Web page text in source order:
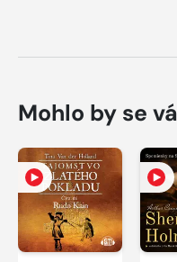
Mohlo by se